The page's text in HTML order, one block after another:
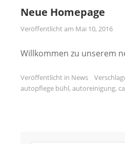
Neue Homepage
Veröffentlicht am Mai 10, 2016
Willkommen zu unserem
Veröffentlicht in News
autopflege bühl, autoreinigung,